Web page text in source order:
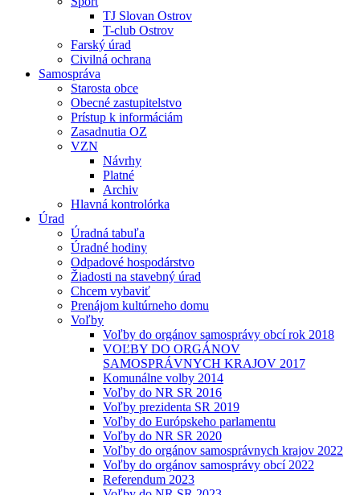
TJ Slovan Ostrov
T-club Ostrov
Farský úrad
Civilná ochrana
Samospráva
Starosta obce
Obecné zastupitelstvo
Prístup k informáciám
Zasadnutia OZ
VZN
Návrhy
Platné
Archiv
Hlavná kontrolórka
Úrad
Úradná tabuľa
Úradné hodiny
Odpadové hospodárstvo
Žiadosti na stavebný úrad
Chcem vybaviť
Prenájom kultúrneho domu
Voľby
Voľby do orgánov samosprávy obcí rok 2018
VOĽBY DO ORGÁNOV
SAMOSPRÁVNYCH KRAJOV 2017
Komunálne volby 2014
Voľby do NR SR 2016
Voľby prezidenta SR 2019
Voľby do Európskeho parlamentu
Voľby do NR SR 2020
Voľby do orgánov samosprávnych krajov 2022
Voľby do orgánov samosprávy obcí 2022
Referendum 2023